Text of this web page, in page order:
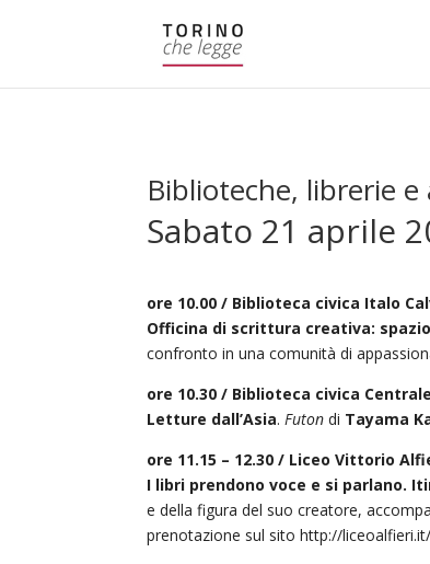
Biblioteche, librerie
Sabato 21 aprile
ore 10.00 / Biblioteca civica Italo
Officina di scrittura creativa:
confronto in una comunità di
ore 10.30 / Biblioteca civica Centrale
Letture dall’Asia.Futon di Tayama
ore 11.15 – 12.30 / Liceo Vittorio
I libri prendono voce e si parlano.
e della figura del suo creatore,
prenotazione sul sito http://liceoalfieri.it/